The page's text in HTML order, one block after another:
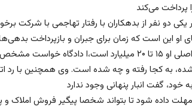
یکی دو نفر از بدهکاران با رفتار تهاجمی با شرکت
به کجا رفته و چه شده است. وی همچنین با رد